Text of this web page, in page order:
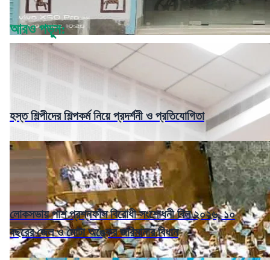
আরও পড়ুন:
হস্ত শিল্পীদের শিল্পকর্ম নিয়ে প্রদর্শনী ও প্রতিযোগিতা
লোকসভায় পাশ প্রশ্নফাঁস বিরোধী সংশোধনী বিল ২০২৬, ১০
বছরের জেল ও মোটা অঙ্কের জরিমানার বিধান